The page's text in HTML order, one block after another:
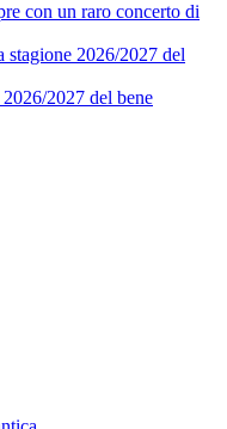
con un raro concerto di
2027 del bene